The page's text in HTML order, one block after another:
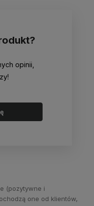
opinii,
(pozytywne i
one od klientów,